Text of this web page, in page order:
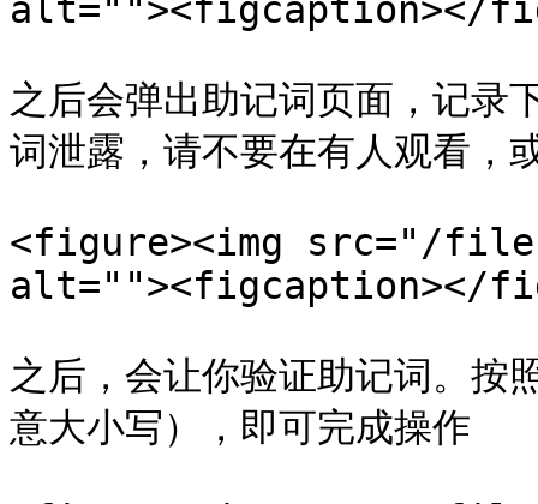
alt=""><figcaption></
之后会弹出助记词页面，记录
词泄露，请不要在有人观看，
<figure><img src="/files/
alt=""><figcaption></
之后，会让你验证助记词。按
意大小写），即可完成操作